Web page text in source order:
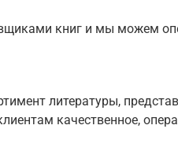
книг и мы можем
литературы,
качественное,